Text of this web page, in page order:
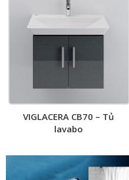
VIGLACERA CB70 – Tủ
lavabo